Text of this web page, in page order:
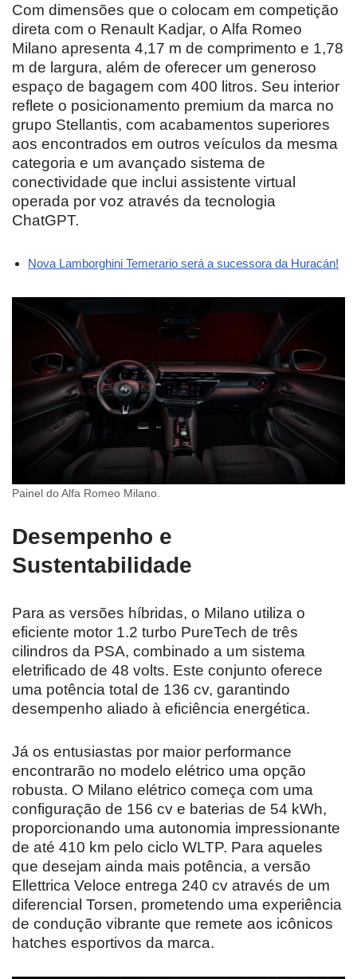
Com dimensões que o colocam em competição
direta com o Renault Kadjar, o Alfa Romeo
Milano apresenta 4,17 m de comprimento e 1,78
m de largura, além de oferecer um generoso
espaço de bagagem com 400 litros. Seu interior
reflete o posicionamento premium da marca no
grupo Stellantis, com acabamentos superiores
aos encontrados em outros veículos da mesma
categoria e um avançado sistema de
conectividade que inclui assistente virtual
operada por voz através da tecnologia
ChatGPT.
Nova Lamborghini Temerario será a sucessora da Huracán!
Painel do Alfa Romeo Milano.
Desempenho e
Sustentabilidade
Para as versões híbridas, o Milano utiliza o
eficiente motor 1.2 turbo PureTech de três
cilindros da PSA, combinado a um sistema
eletrificado de 48 volts. Este conjunto oferece
uma potência total de 136 cv, garantindo
desempenho aliado à eficiência energética.
Já os entusiastas por maior performance
encontrarão no modelo elétrico uma opção
robusta. O Milano elétrico começa com uma
configuração de 156 cv e baterias de 54 kWh,
proporcionando uma autonomia impressionante
de até 410 km pelo ciclo WLTP. Para aqueles
que desejam ainda mais potência, a versão
Ellettrica Veloce entrega 240 cv através de um
diferencial Torsen, prometendo uma experiência
de condução vibrante que remete aos icônicos
hatches esportivos da marca.